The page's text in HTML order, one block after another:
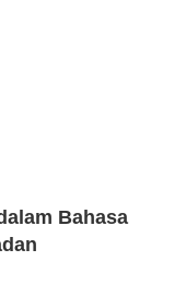
Bahasa